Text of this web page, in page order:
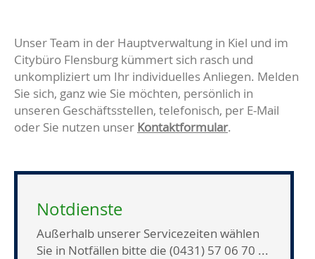
Unser Team in der Hauptverwaltung in Kiel und im
Citybüro Flensburg kümmert sich rasch und
unkompliziert um Ihr individuelles Anliegen. Melden
Sie sich, ganz wie Sie möchten, persönlich in
unseren Geschäftsstellen, telefonisch, per E-Mail
oder Sie nutzen unser Kontaktformular.
Notdienste
Außerhalb unserer Servicezeiten wählen
Sie in Notfällen bitte die (0431) 57 06 70 ...